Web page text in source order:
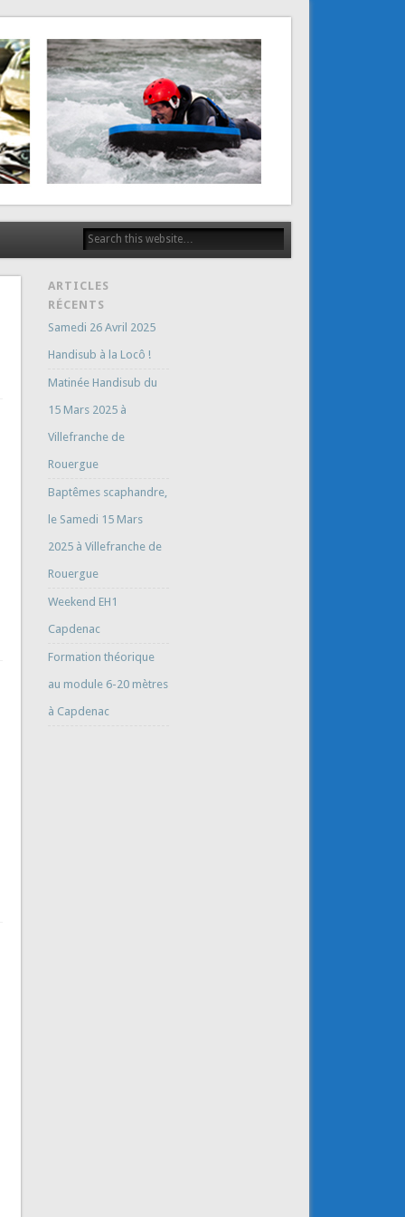
ARTICLES
RÉCENTS
Samedi 26 Avril 2025
Handisub à la Locô !
Matinée Handisub du
15 Mars 2025 à
Villefranche de
Rouergue
Baptêmes scaphandre,
le Samedi 15 Mars
2025 à Villefranche de
Rouergue
Weekend EH1
Capdenac
Formation théorique
au module 6-20 mètres
à Capdenac